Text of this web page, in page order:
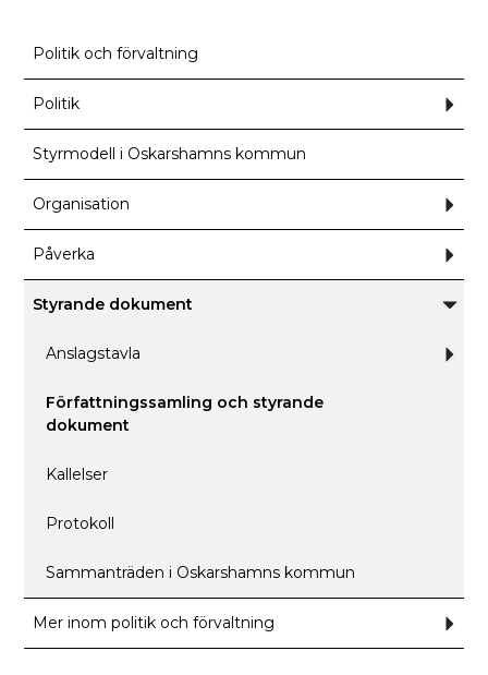
Politik och förvaltning
Politik
Styrmodell i Oskarshamns kommun
Organisation
Påverka
Styrande dokument
Anslagstavla
Författningssamling och styrande
dokument
Kallelser
Protokoll
Sammanträden i Oskarshamns kommun
Mer inom politik och förvaltning
Mer